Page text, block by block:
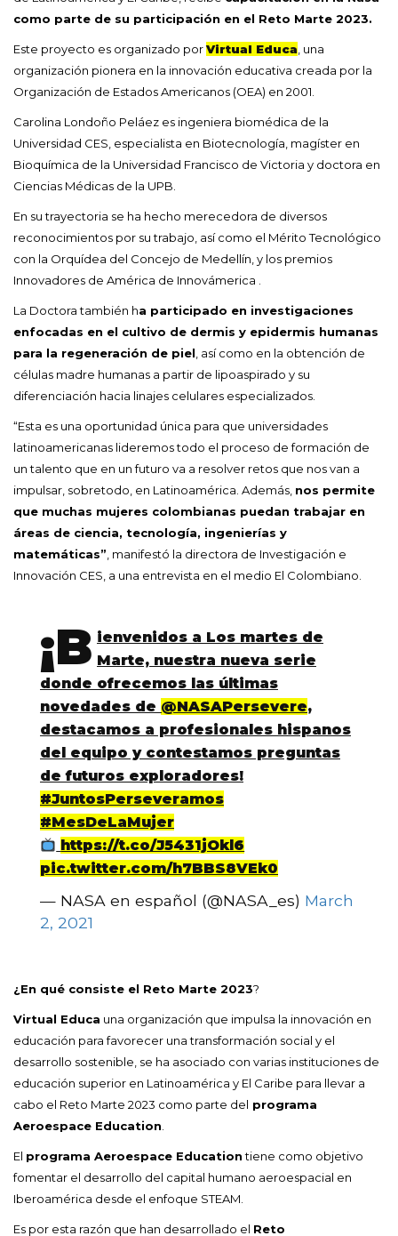
como parte de su participación en el Reto Marte 2023.
Este proyecto es organizado porVirtual Educa, una
organización pionera en la innovación educativa creada por la
Organización de Estados Americanos (OEA) en 2001.
Carolina Londoño Peláez es ingeniera biomédica de la
Universidad CES, especialista en Biotecnología, magíster en
Bioquímica de la Universidad Francisco de Victoria y doctora en
Ciencias Médicas de la UPB.
En su trayectoria se ha hecho merecedora de diversos
reconocimientos por su trabajo, así como el Mérito Tecnológico
con la Orquídea del Concejo de Medellín, y los premios
Innovadores de América de Innovámerica .
La Doctora también ha participado en investigaciones
enfocadas en el cultivo de dermis y epidermis humanas
para la regeneración de piel, así como en la obtención de
células madre humanas a partir de lipoaspirado y su
diferenciación hacia linajes celulares especializados.
“Esta es una oportunidad única para que universidades
latinoamericanas lideremos todo el proceso de formación de
un talento que en un futuro va a resolver retos que nos van a
impulsar, sobretodo, en Latinoamérica. Además, nos permite
que muchas mujeres colombianas puedan trabajar en
áreas de ciencia, tecnología, ingenierías y
matemáticas”, manifestó la directora de Investigación e
Innovación CES, a una entrevista en el medio El Colombiano.
¡B ienvenidos a Los martes de
Marte, nuestra nueva serie
donde ofrecemos las últimas
novedades de @NASAPersevere,
destacamos a profesionales hispanos
del equipo y contestamos preguntas
de futuros exploradores!
#JuntosPerseveramos
#MesDeLaMujer
https://t.co/J5431jOkl6
pic.twitter.com/h7BBS8VEk0
— NASA en español (@NASA_es) March
2, 2021
¿En qué consiste el Reto Marte 2023?
Virtual Educa una organización que impulsa la innovación en
educación para favorecer una transformación social y el
desarrollo sostenible, se ha asociado con varias instituciones de
educación superior en Latinoamérica y El Caribe para llevar a
cabo el Reto Marte 2023 como parte del programa
Aeroespace Education.
El programa Aeroespace Educationtiene como objetivo
fomentar el desarrollo del capital humano aeroespacial en
Iberoamérica desde el enfoque STEAM.
Es por esta razón que han desarrollado el Reto